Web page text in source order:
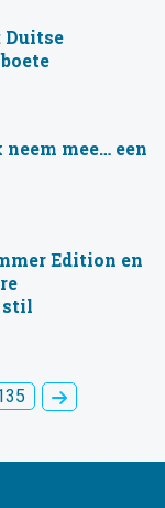
Duitse
mee… een
Edition en
stil